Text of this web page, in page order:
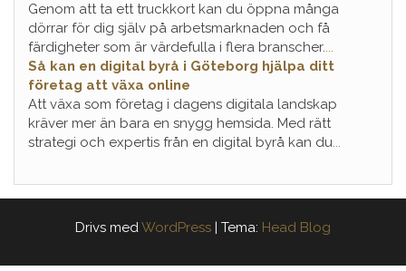
Genom att ta ett truckkort kan du öppna många
dörrar för dig själv på arbetsmarknaden och få
färdigheter som är värdefulla i flera branscher....
Så kan en digital byrå i Göteborg hjälpa ditt
företag att växa online
Att växa som företag i dagens digitala landskap
kräver mer än bara en snygg hemsida. Med rätt
strategi och expertis från en digital byrå kan du...
Drivs medWordPress | Tema: Head Blog